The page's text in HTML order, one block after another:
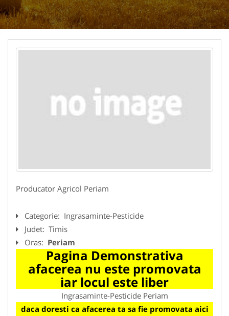
Producator Agricol Periam
Categorie: Ingrasaminte-Pesticide
Judet: Timis
Oras: Periam
Pagina Demonstrativa
afacerea nu este promovata
iar locul este liber
Ingrasaminte-Pesticide Periam
daca doresti ca afacerea ta sa fie promovata aici